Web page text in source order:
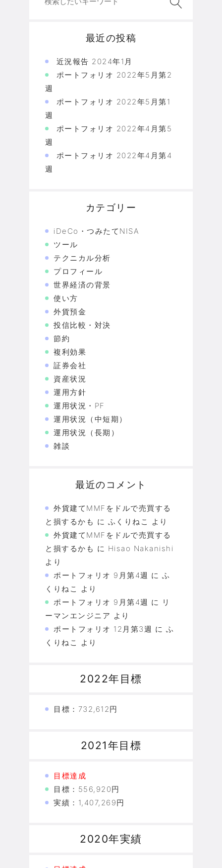
最近の投稿
近況報告 2024年1月
ポートフォリオ 2022年5月第2
週
ポートフォリオ 2022年5月第1
週
ポートフォリオ 2022年4月第5
週
ポートフォリオ 2022年4月第4
週
カテゴリー
iDeCo・つみたてNISA
ツール
テクニカル分析
プロフィール
世界経済の背景
使い方
外貨預金
投信比較・対決
節約
複利効果
証券会社
資産状況
運用方針
運用状況・PF
運用状況（中短期）
運用状況（長期）
雑談
最近のコメント
外貨建てMMFをドルで売買する
と損するかも に ふくりねこ
より
外貨建てMMFをドルで売買する
と損するかも に Hisao Nakanishi
より
ポートフォリオ 9月第4週 に ふ
くりねこ
より
ポートフォリオ 9月第4週 に リ
ーマンエンジニア より
ポートフォリオ 12月第3週 に ふ
くりねこ
より
2022年目標
目標：732,612円
2021年目標
目標達成
目標：556,920円
実績：1,407,269円
2020年実績